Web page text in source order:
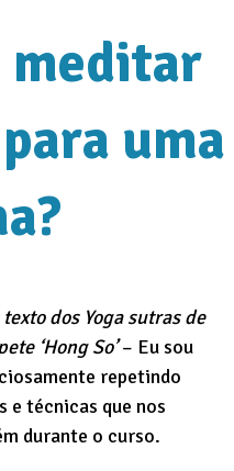
meditar
uma
dos Yoga sutras de
‘Hong So’– Eu sou
repetindo
e técnicas que nos
durante o curso.